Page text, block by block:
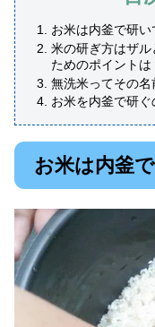
お米は内釜で研い
米の研ぎ方はザル
ためのポイントは
無洗米ってその
お米を内釜で研
お米は内釜